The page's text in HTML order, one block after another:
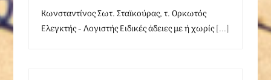
Κωνσταντίνος Σωτ. Σταϊκούρας, τ. Ορκωτός
Ελεγκτής - Λογιστής Ειδικές άδειες με ή χωρίς[...]